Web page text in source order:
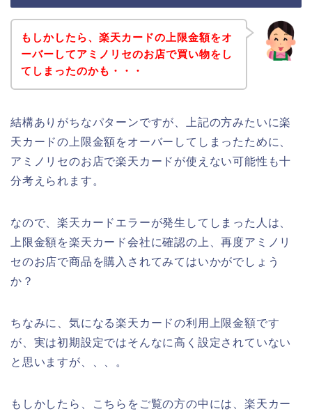
もしかしたら、楽天カードの上限金額をオ
ーバーしてアミノリセのお店で買い物をし
てしまったのかも・・・
結構ありがちなパターンですが、上記の方みたいに楽
天カードの上限金額をオーバーしてしまったために、
アミノリセのお店で楽天カードが使えない可能性も十
分考えられます。
なので、楽天カードエラーが発生してしまった人は、
上限金額を楽天カード会社に確認の上、再度アミノリ
セのお店で商品を購入されてみてはいかがでしょう
か？
ちなみに、気になる楽天カードの利用上限金額です
が、実は初期設定ではそんなに高く設定されていない
と思いますが、、、。
もしかしたら、こちらをご覧の方の中には、楽天カー